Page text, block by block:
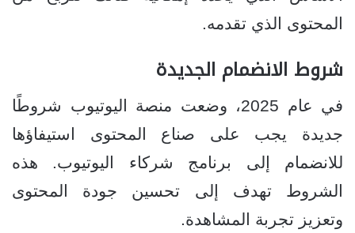
المحتوى الذي تقدمه.
شروط الانضمام الجديدة
في عام 2025، وضعت منصة اليوتيوب شروطًا
جديدة يجب على صناع المحتوى استيفاؤها
للانضمام إلى برنامج شركاء اليوتيوب. هذه
الشروط تهدف إلى تحسين جودة المحتوى
وتعزيز تجربة المشاهدة.